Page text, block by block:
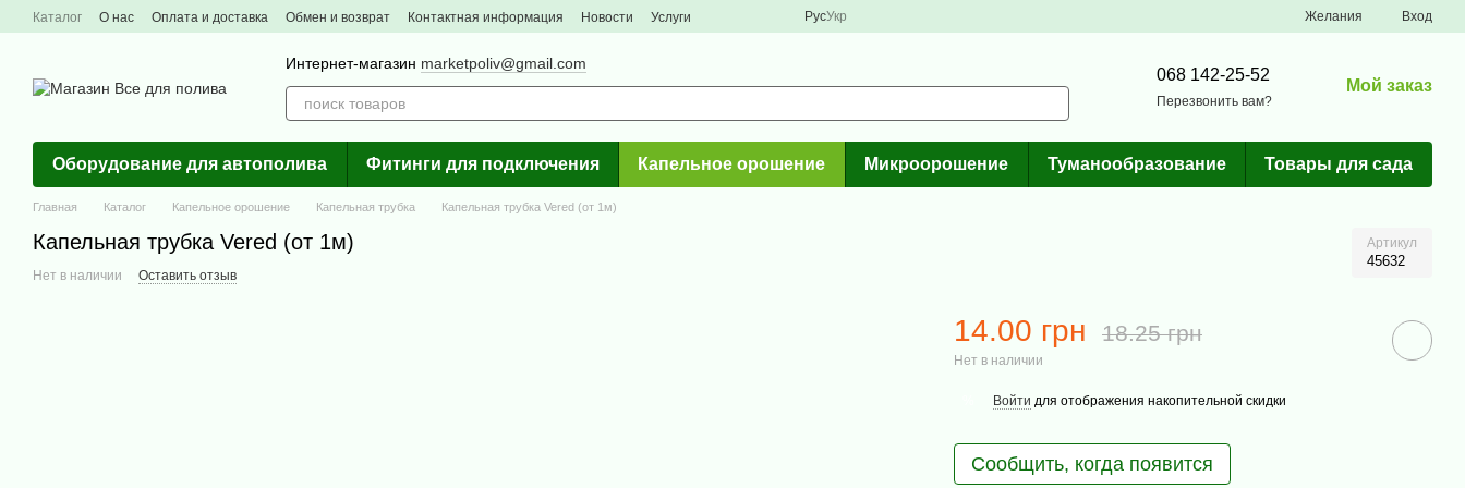
Перейти к основному контенту
Каталог О нас Оплата и доставка Обмен и возврат Контактная информация Новости Услуги РусУкр Желания Вход
Интернет-магазин marketpoliv@gmail.com
068 142-25-52
Перезвонить вам?
Мой заказ
Оборудование для автополива Фитинги для подключения Капельное орошение Микроорошение Туманообразование Товары для сада
Главная Каталог Капельное орошение Капельная трубка Капельная трубка Vered (от 1м)
Капельная трубка Vered (от 1м) Артикул
45632
Нет в наличии Оставить отзыв
14.00 грн 18.25 грн
Нет в наличии
Войти для отображения накопительной скидки
Сообщить, когда появится